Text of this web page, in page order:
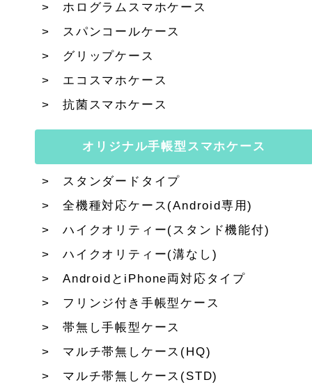
ホログラムスマホケース
スパンコールケース
グリップケース
エコスマホケース
抗菌スマホケース
オリジナル手帳型スマホケース
スタンダードタイプ
全機種対応ケース(Android専用)
ハイクオリティー(スタンド機能付)
ハイクオリティー(溝なし)
AndroidとiPhone両対応タイプ
フリンジ付き手帳型ケース
帯無し手帳型ケース
マルチ帯無しケース(HQ)
マルチ帯無しケース(STD)